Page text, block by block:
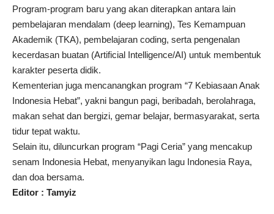
Program-program baru yang akan diterapkan antara lain
pembelajaran mendalam (deep learning), Tes Kemampuan
Akademik (TKA), pembelajaran coding, serta pengenalan
kecerdasan buatan (Artificial Intelligence/AI) untuk membentuk
karakter peserta didik.
Kementerian juga mencanangkan program “7 Kebiasaan Anak
Indonesia Hebat”, yakni bangun pagi, beribadah, berolahraga,
makan sehat dan bergizi, gemar belajar, bermasyarakat, serta
tidur tepat waktu.
Selain itu, diluncurkan program “Pagi Ceria” yang mencakup
senam Indonesia Hebat, menyanyikan lagu Indonesia Raya,
dan doa bersama.
Editor : Tamyiz